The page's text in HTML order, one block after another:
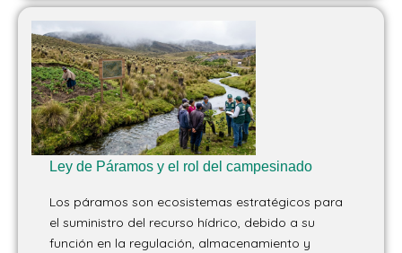
Ley de Páramos y el rol del campesinado
Los páramos son ecosistemas estratégicos para
el suministro del recurso hídrico, debido a su
función en la regulación, almacenamiento y